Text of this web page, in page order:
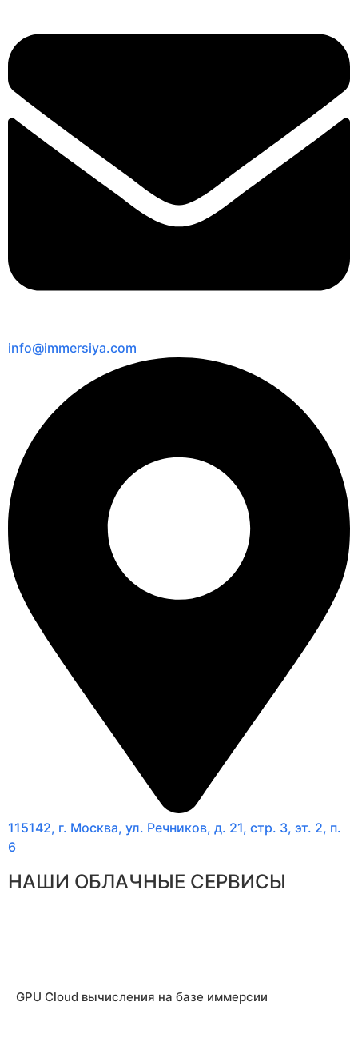
info@immersiya.com
115142, г. Москва, ул. Речников, д. 21, стр. 3, эт. 2, п.
6
НАШИ ОБЛАЧНЫЕ СЕРВИСЫ
GPU Cloud вычисления на базе иммерсии